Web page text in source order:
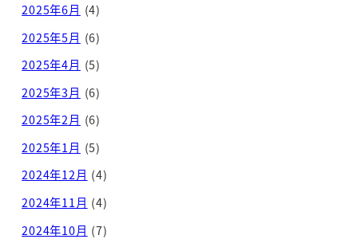
2025年6月 (4)
2025年5月 (6)
2025年4月 (5)
2025年3月 (6)
2025年2月 (6)
2025年1月 (5)
2024年12月 (4)
2024年11月 (4)
2024年10月 (7)